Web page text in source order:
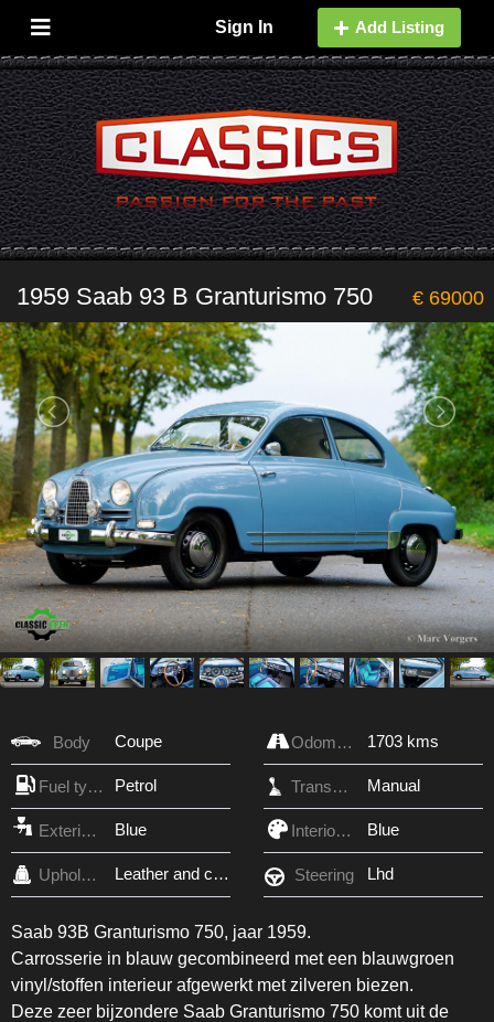
Sign In Add Listing
1959 Saab 93 B Granturismo 750 € 69000
Body Coupe Odometer 1703 kms
Fuel type Petrol Transmission Manual
Exterior Color Blue Interior Color Blue
Upholstery Leather and cloth Steering Lhd
Saab 93B Granturismo 750, jaar 1959.
Carrosserie in blauw gecombineerd met een blauwgroen
vinyl/stoffen interieur afgewerkt met zilveren biezen.
Deze zeer bijzondere Saab Granturismo 750 komt uit de